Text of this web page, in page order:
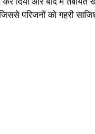
परिजनों को गहरी